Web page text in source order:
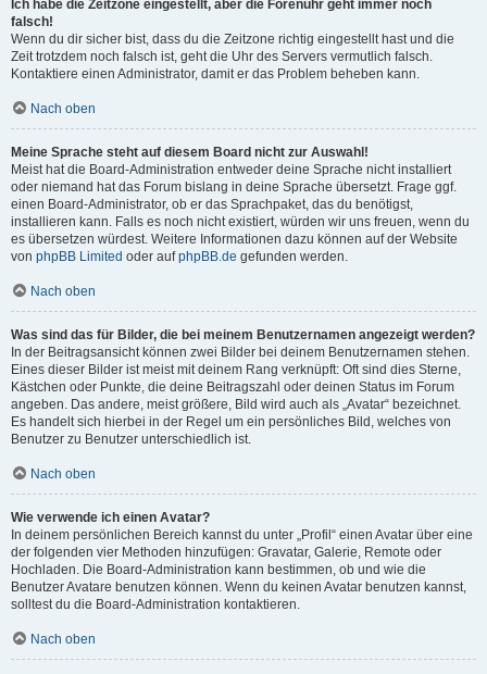
Ich habe die Zeitzone eingestellt, aber die Forenuhr geht immer noch
falsch!
Wenn du dir sicher bist, dass du die Zeitzone richtig eingestellt hast und die
Zeit trotzdem noch falsch ist, geht die Uhr des Servers vermutlich falsch.
Kontaktiere einen Administrator, damit er das Problem beheben kann.
Nach oben
Meine Sprache steht auf diesem Board nicht zur Auswahl!
Meist hat die Board-Administration entweder deine Sprache nicht installiert
oder niemand hat das Forum bislang in deine Sprache übersetzt. Frage ggf.
einen Board-Administrator, ob er das Sprachpaket, das du benötigst,
installieren kann. Falls es noch nicht existiert, würden wir uns freuen, wenn du
es übersetzen würdest. Weitere Informationen dazu können auf der Website
von phpBB Limited oder aufphpBB.de gefunden werden.
Nach oben
Was sind das für Bilder, die bei meinem Benutzernamen angezeigt werden?
In der Beitragsansicht können zwei Bilder bei deinem Benutzernamen stehen.
Eines dieser Bilder ist meist mit deinem Rang verknüpft: Oft sind dies Sterne,
Kästchen oder Punkte, die deine Beitragszahl oder deinen Status im Forum
angeben. Das andere, meist größere, Bild wird auch als „Avatar“ bezeichnet.
Es handelt sich hierbei in der Regel um ein persönliches Bild, welches von
Benutzer zu Benutzer unterschiedlich ist.
Nach oben
Wie verwende ich einen Avatar?
In deinem persönlichen Bereich kannst du unter „Profil“ einen Avatar über eine
der folgenden vier Methoden hinzufügen: Gravatar, Galerie, Remote oder
Hochladen. Die Board-Administration kann bestimmen, ob und wie die
Benutzer Avatare benutzen können. Wenn du keinen Avatar benutzen kannst,
solltest du die Board-Administration kontaktieren.
Nach oben